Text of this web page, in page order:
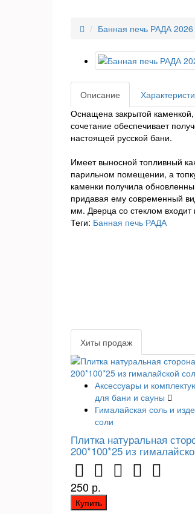
Банная печь РАДА
Описание
Оснащена закрытой
сочетание обеспечивает
настоящей русской бани.
Имеет выносной топливный
парильном помещении, а
каменки получила
придавая ему современный
мм. Дверца со стеклом входит
Теги: Банная печь РАДА
Хиты продаж
Аксессуары и
для бани и сауны
Гималайская соль и
соли
Плитка натуральная
200*100*25 из
250 р.
Купить